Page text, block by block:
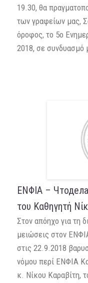
19.30, θα
των γραφείων μας,
όροφος, το 5ο
2018, σε συνδυασμό
ΕΝΦΙΑ –
του Καθηγητή
Στον απόηχο για τη
μειώσεις στον
στις 22.9.2018
νόμου περί ΕΝΦΙΑ
κ. Νίκου Καραβίτη,